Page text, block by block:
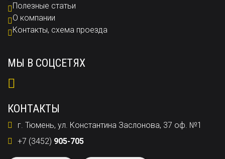
Полезные статьи
О компании
Контакты, схема проезда
МЫ В СОЦСЕТЯХ
КОНТАКТЫ
г. Тюмень, ул. Константина Заслонова, 37 оф. №1
+7 (3452) 905-705